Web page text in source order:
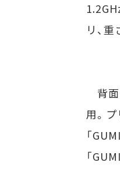
リ、
背面
用。
「
「